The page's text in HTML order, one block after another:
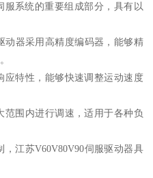
服系统的重要组成部分，具有以
动器采用高精度编码器，能够精
应特性，能够快速调整运动速度
围内进行调速，适用于各种负
江苏V60V80V90伺服驱动器具